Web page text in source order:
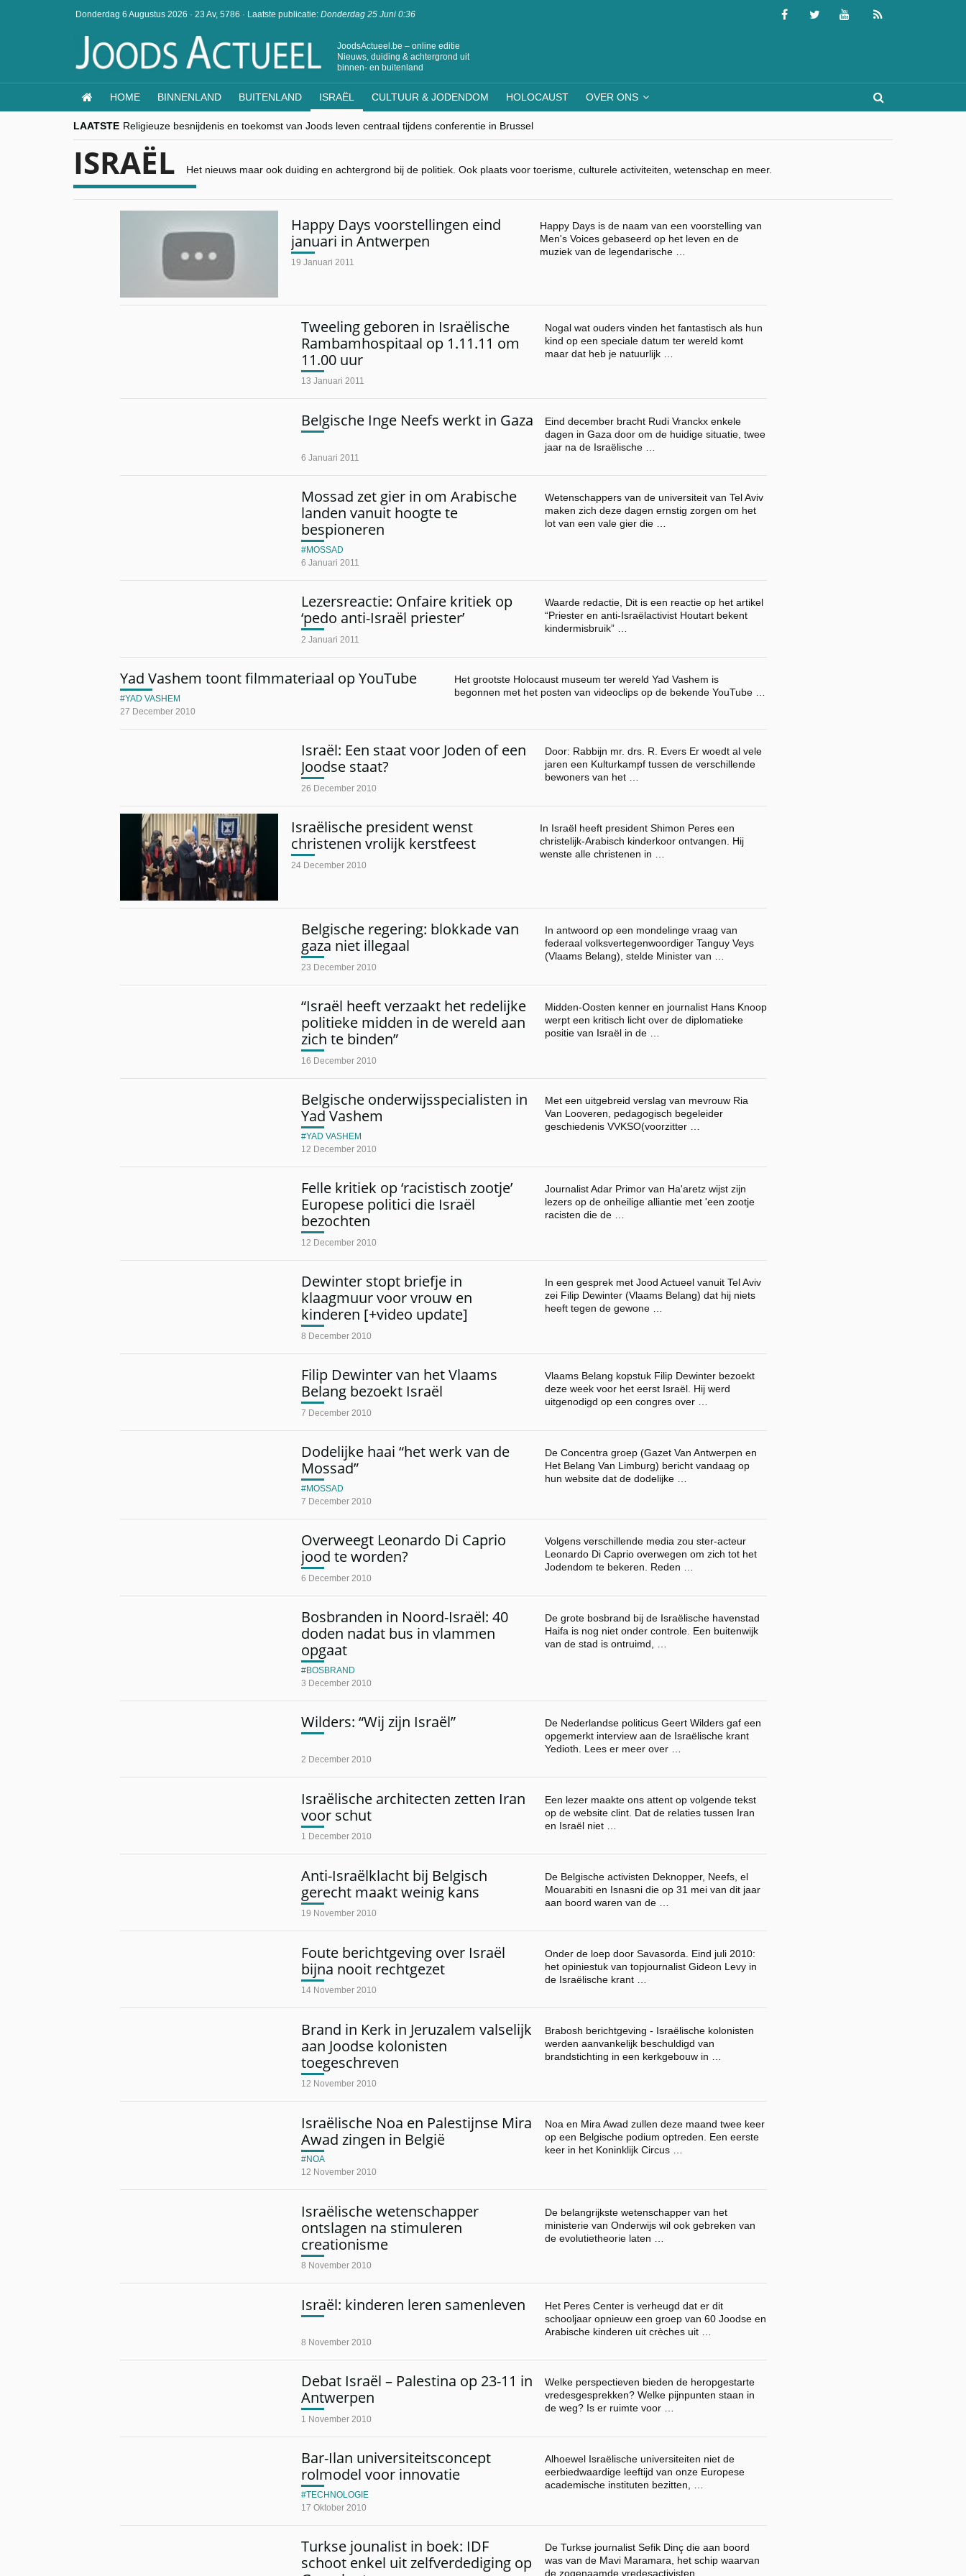
Donderdag 6 Augustus 2026 · 23 Av, 5786 · Laatste publicatie: Donderdag 25 Juni 0:36
JoodsActueel.be – online editie
Nieuws, duiding & achtergrond uit
binnen- en buitenland
HOME BINNENLAND BUITENLAND ISRAËL CULTUUR & JODENDOM HOLOCAUST OVER ONS
LAATSTE Religieuze besnijdenis en toekomst van Joods leven centraal tijdens conferentie in Brussel
“Besnijdenisdebat toont hoe moeilijk seculiere Westen minderheden begrijpt”, Jinnih Beels (Vooruit)
CITYTRIP | ROEMENIË – Boekarest: de verrassing van Oost-Europa
“Vandaag zit elke Jood in België op de beklaagdenbank”
goKosher lanceert nieuwe website en samenwerking met Mishpacha voor kosher travel en simchas wereldwijd
ISRAËL Het nieuws maar ook duiding en achtergrond bij de politiek. Ook plaats voor toerisme, culturele activiteiten, wetenschap en meer.
Happy Days voorstellingen eind
januari in Antwerpen
19 Januari 2011
Happy Days is de naam van een voorstelling van
Men's Voices gebaseerd op het leven en de
muziek van de legendarische …
Tweeling geboren in Israëlische
Rambamhospitaal op 1.11.11 om
11.00 uur
13 Januari 2011
Nogal wat ouders vinden het fantastisch als hun
kind op een speciale datum ter wereld komt
maar dat heb je natuurlijk …
Belgische Inge Neefs werkt in Gaza
6 Januari 2011
Eind december bracht Rudi Vranckx enkele
dagen in Gaza door om de huidige situatie, twee
jaar na de Israëlische …
Mossad zet gier in om Arabische
landen vanuit hoogte te
bespioneren
6 Januari 2011
MOSSAD
Wetenschappers van de universiteit van Tel Aviv
maken zich deze dagen ernstig zorgen om het
lot van een vale gier die …
Lezersreactie: Onfaire kritiek op
‘pedo anti-Israël priester’
2 Januari 2011
Waarde redactie, Dit is een reactie op het artikel
“Priester en anti-Israëlactivist Houtart bekent
kindermisbruik” …
Yad Vashem toont filmmateriaal op YouTube
27 December 2010
YAD VASHEM
Het grootste Holocaust museum ter wereld Yad Vashem is
begonnen met het posten van videoclips op de bekende YouTube …
Israël: Een staat voor Joden of een
Joodse staat?
26 December 2010
Door: Rabbijn mr. drs. R. Evers Er woedt al vele
jaren een Kulturkampf tussen de verschillende
bewoners van het …
Israëlische president wenst
christenen vrolijk kerstfeest
24 December 2010
In Israël heeft president Shimon Peres een
christelijk-Arabisch kinderkoor ontvangen. Hij
wenste alle christenen in …
Belgische regering: blokkade van
gaza niet illegaal
23 December 2010
In antwoord op een mondelinge vraag van
federaal volksvertegenwoordiger Tanguy Veys
(Vlaams Belang), stelde Minister van …
“Israël heeft verzaakt het redelijke
politieke midden in de wereld aan
zich te binden”
16 December 2010
Midden-Oosten kenner en journalist Hans Knoop
werpt een kritisch licht over de diplomatieke
positie van Israël in de …
Belgische onderwijsspecialisten in
Yad Vashem
12 December 2010
YAD VASHEM
Met een uitgebreid verslag van mevrouw Ria
Van Looveren, pedagogisch begeleider
geschiedenis VVKSO(voorzitter …
Felle kritiek op ‘racistisch zootje’
Europese politici die Israël
bezochten
12 December 2010
Journalist Adar Primor van Ha'aretz wijst zijn
lezers op de onheilige alliantie met 'een zootje
racisten die de …
Dewinter stopt briefje in
klaagmuur voor vrouw en
kinderen [+video update]
8 December 2010
In een gesprek met Jood Actueel vanuit Tel Aviv
zei Filip Dewinter (Vlaams Belang) dat hij niets
heeft tegen de gewone …
Filip Dewinter van het Vlaams
Belang bezoekt Israël
7 December 2010
Vlaams Belang kopstuk Filip Dewinter bezoekt
deze week voor het eerst Israël. Hij werd
uitgenodigd op een congres over …
Dodelijke haai “het werk van de
Mossad”
7 December 2010
MOSSAD
De Concentra groep (Gazet Van Antwerpen en
Het Belang Van Limburg) bericht vandaag op
hun website dat de dodelijke …
Overweegt Leonardo Di Caprio
jood te worden?
6 December 2010
Volgens verschillende media zou ster-acteur
Leonardo Di Caprio overwegen om zich tot het
Jodendom te bekeren. Reden …
Bosbranden in Noord-Israël: 40
doden nadat bus in vlammen
opgaat
3 December 2010
BOSBRAND
De grote bosbrand bij de Israëlische havenstad
Haifa is nog niet onder controle. Een buitenwijk
van de stad is ontruimd, …
Wilders: “Wij zijn Israël”
2 December 2010
De Nederlandse politicus Geert Wilders gaf een
opgemerkt interview aan de Israëlische krant
Yedioth. Lees er meer over …
Israëlische architecten zetten Iran
voor schut
1 December 2010
Een lezer maakte ons attent op volgende tekst
op de website clint. Dat de relaties tussen Iran
en Israël niet …
Anti-Israëlklacht bij Belgisch
gerecht maakt weinig kans
19 November 2010
De Belgische activisten Deknopper, Neefs, el
Mouarabiti en Isnasni die op 31 mei van dit jaar
aan boord waren van de …
Foute berichtgeving over Israël
bijna nooit rechtgezet
14 November 2010
Onder de loep door Savasorda. Eind juli 2010:
het opiniestuk van topjournalist Gideon Levy in
de Israëlische krant …
Brand in Kerk in Jeruzalem valselijk
aan Joodse kolonisten
toegeschreven
12 November 2010
Brabosh berichtgeving - Israëlische kolonisten
werden aanvankelijk beschuldigd van
brandstichting in een kerkgebouw in …
Israëlische Noa en Palestijnse Mira
Awad zingen in België
12 November 2010
NOA
Noa en Mira Awad zullen deze maand twee keer
op een Belgische podium optreden. Een eerste
keer in het Koninklijk Circus …
Israëlische wetenschapper
ontslagen na stimuleren
creationisme
8 November 2010
De belangrijkste wetenschapper van het
ministerie van Onderwijs wil ook gebreken van
de evolutietheorie laten …
Israël: kinderen leren samenleven
8 November 2010
Het Peres Center is verheugd dat er dit
schooljaar opnieuw een groep van 60 Joodse en
Arabische kinderen uit crèches uit …
Debat Israël – Palestina op 23-11 in
Antwerpen
1 November 2010
Welke perspectieven bieden de heropgestarte
vredesgesprekken? Welke pijnpunten staan in
de weg? Is er ruimte voor …
Bar-Ilan universiteitsconcept
rolmodel voor innovatie
17 Oktober 2010
TECHNOLOGIE
Alhoewel Israëlische universiteiten niet de
eerbiedwaardige leeftijd van onze Europese
academische instituten bezitten, …
Turkse jounalist in boek: IDF
schoot enkel uit zelfverdediging op
De Turkse journalist Sefik Dinç die aan boord
was van de Mavi Maramara, het schip waarvan
de zogenaamde vredesactivisten …